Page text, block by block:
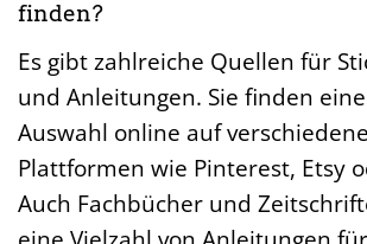
finden?
Es gibt zahlreiche Quellen für
und Anleitungen. Sie finden
Auswahl online auf
Plattformen wie Pinterest, Etsy
Auch Fachbücher und